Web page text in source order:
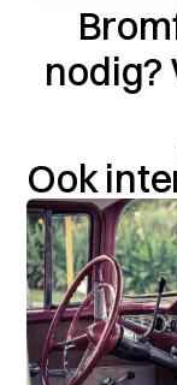
nodig?
Ook